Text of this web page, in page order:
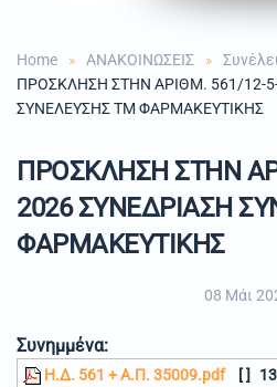
Home ΑΝΑΚΟΙΝΩΣΕΙΣ
ΠΡΟΣΚΛΗΣΗ ΣΤΗΝ ΑΡΙΘΜ. 561/12-
ΣΥΝΕΛΕΥΣΗΣ ΤΜ ΦΑΡΜΑΚΕΥΤΙΚΗΣ
ΠΡΟΣΚΛΗΣΗ ΣΤΗΝ
2026 ΣΥΝΕΔΡΙΑΣΗ
ΦΑΡΜΑΚΕΥΤΙΚΗΣ
08 Μάι
Συνημμένα:
Η.Δ. 561 + Α.Π. 35009.pdf [ ]